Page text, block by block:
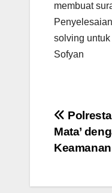
membuat
solving
Sofyan
pos
Mata’